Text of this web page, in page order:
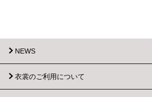
NEWS
衣裳のご利用について